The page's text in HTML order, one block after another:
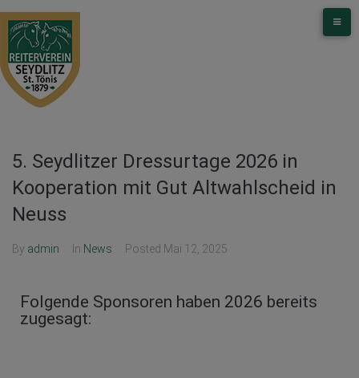
5. Seydlitzer Dressurtage 2026 in
Kooperation mit Gut Altwahlscheid in
Neuss
By admin In News Posted Mai 12, 2025
Folgende Sponsoren haben 2026 bereits
zugesagt: